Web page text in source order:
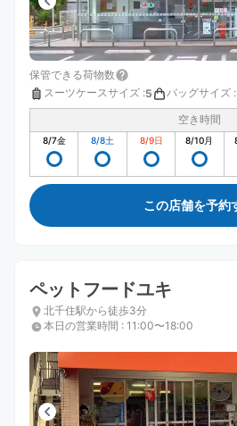
保管できる荷物数
スーツケースサイズ :5 バッグサイズ :
空き時間
8/7金 8/8土 8/9日 8/10月
この店舗を予約
ペットフードユキ
北千住駅から徒歩3分
本日の営業時間 : 11:00〜18:00